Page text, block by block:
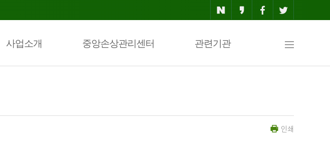
사업소개 중앙손상관리센터 관련기관
인쇄